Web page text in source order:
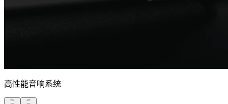
高性能音响系统